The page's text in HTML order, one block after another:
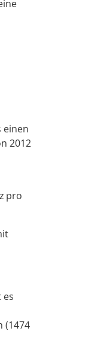
einen
2012
pro
es
(1474